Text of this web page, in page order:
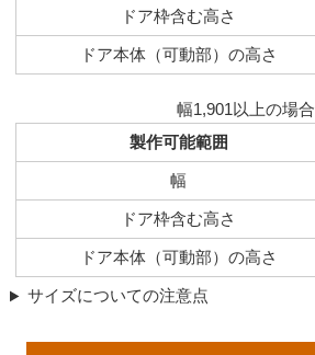
ドア枠含む高さ
ドア本体（可動部）の高さ
幅1,901以上の場合
製作可能範囲
幅
ドア枠含む高さ
ドア本体（可動部）の高さ
サイズについての注意点